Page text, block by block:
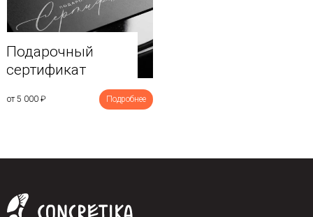
Подарочный
сертификат
от 5 000 ₽ Подробнее